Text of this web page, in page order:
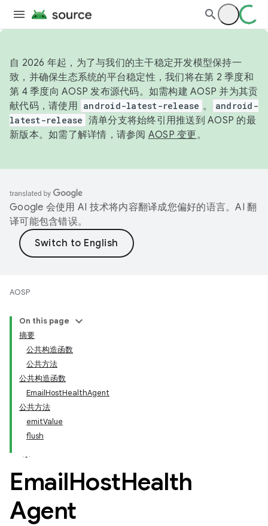
自 2026 年起，为了与我们的主干稳定开发模型保持一
致，并确保生态系统的平台稳定性，我们将在第 2 季度和
第 4 季度向 AOSP 发布源代码。如需构建 AOSP 并为其贡
献代码，请使用 android-latest-release 。
android-
latest-release 清单分支将始终引用推送到 AOSP 的最
新版本。如需了解详情，请参阅 AOSP 变更。
Google 会使用 AI 技术将内容翻译成您偏好的语言。AI 翻
译可能包含错误。
AOSP
On this page
摘要
公共构造函数
公共方法
公共构造函数
EmailHostHealthAgent
公共方法
emitValue
flush
EmailHostHealth
Agent